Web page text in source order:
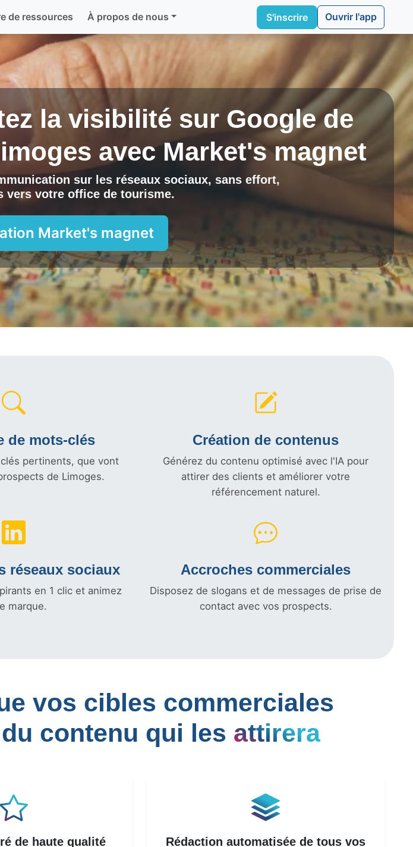
de ressources À propos de nous S'inscrire Ouvrir l'app
la visibilité sur Google de
avecMarket's magnet
sur les réseaux sociaux, sans effort,
vers votre office de tourisme.
Market's magnet
de mots-clés
pertinents, que vont
de Limoges.
Création de contenus
Générez du contenu optimisé avec l'IA pour
attirer des clients et améliorer votre
référencement naturel.
réseaux sociaux
en 1 clic et animez
marque.
Accroches commerciales
Disposez de slogans et de messages de prise de
contact avec vos prospects.
vos cibles commerciales
contenu qui les attirera
de haute qualité
Rédaction automatisée de tous vos